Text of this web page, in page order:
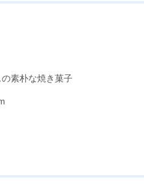
素朴な焼き菓子